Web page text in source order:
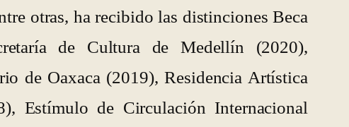
otras, ha recibido las distinciones Beca
de Cultura de Medellín (2020),
de Oaxaca (2019), Residencia Artística
Estímulo de Circulación Internacional